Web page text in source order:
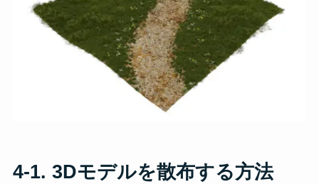
4-1. 3Dモデルを散布する方法